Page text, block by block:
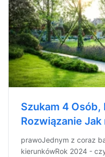
Szukam 4
Rozwiązanie
prawoJednym z coraz
kierunkówRok 2024 -